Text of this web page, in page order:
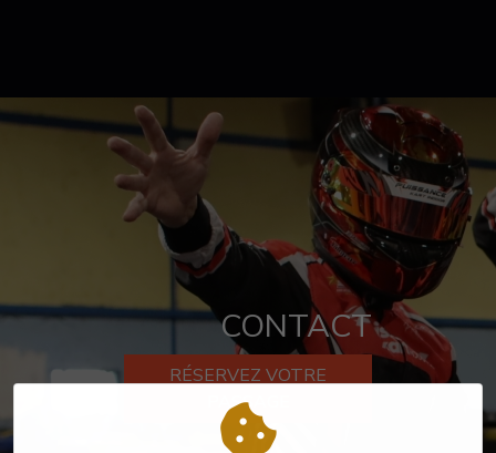
CONTACT
RÉSERVEZ VOTRE
PASSAGE